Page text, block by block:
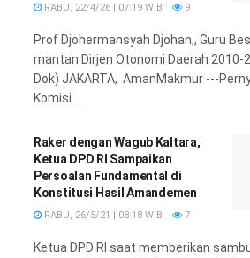
RABU, 22/4/26 | 07:19 WIB 9
Prof Djohermansyah Djohan,, Guru
mantan Dirjen Otonomi Daerah 2010-
Dok) JAKARTA, AmanMakmur ---
Komisi...
Raker dengan Wagub Kaltara,
Ketua DPD RI Sampaikan
Persoalan Fundamental di
Konstitusi Hasil Amandemen
RABU, 26/5/21 | 08:18 WIB 7
Ketua DPD RI saat memberikan